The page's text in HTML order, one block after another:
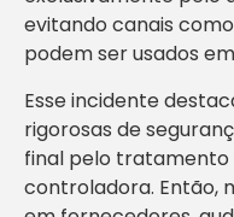
evitando canais
podem ser usados
Esse incidente
rigorosas de
final pelo tratamento
controladora. Então,